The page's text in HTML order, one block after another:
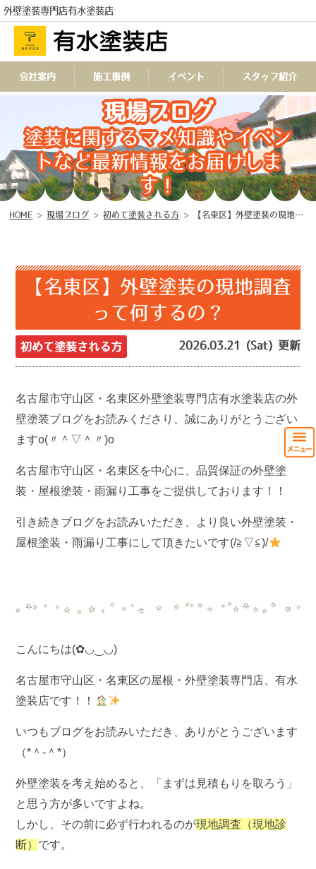
外壁塗装専門店有水塗装店
TEL
会社案内 施工事例 イベント スタッフ紹介
現場ブログ
塗装に関するマメ知識やイベン
トなど最新情報をお届けしま
す！
HOME >現場ブログ >初めて塗装される方 > 【名東区】外壁塗装の現地調査って何するの？
【名東区】外壁塗装の現地調査
って何するの？
初めて塗装される方 2026.03.21 (Sat) 更新
名古屋市守山区・名東区外壁塗装専門店有水塗装店の外
壁塗装ブログをお読みくださり、誠にありがとうござい
ますo(〃＾▽＾〃)o
名古屋市守山区・名東区を中心に、品質保証の外壁塗
装・屋根塗装・雨漏り工事をご提供しております！！
引き続きブログをお読みいただき、より良い外壁塗装・
屋根塗装・雨漏り工事にして頂きたいです(/≧▽≦)/
こんにちは(✿◡‿◡)
名古屋市守山区・名東区の屋根・外壁塗装専門店、有水
塗装店です！！
いつもブログをお読みいただき、ありがとうございます
（*＾-＾*）
外壁塗装を考え始めると、「まずは見積もりを取ろう」
と思う方が多いですよね。
しかし、その前に必ず行われるのが現地調査（現地診
断） です。